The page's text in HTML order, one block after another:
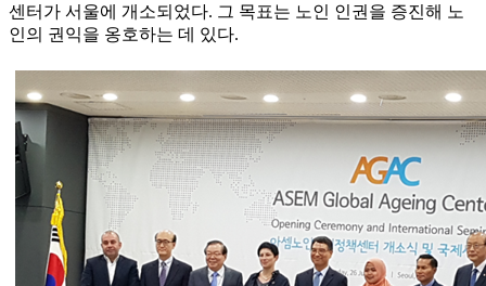
센터가 서울에 개소되었다. 그 목표는 노인 인권을 증진해 노
인의 권익을 옹호하는 데 있다.